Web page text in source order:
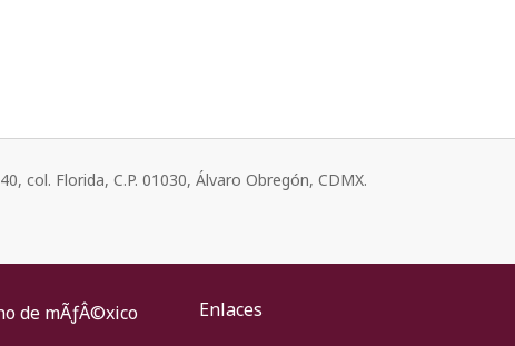
col. Florida, C.P. 01030, Álvaro Obregón, CDMX.
Enlaces